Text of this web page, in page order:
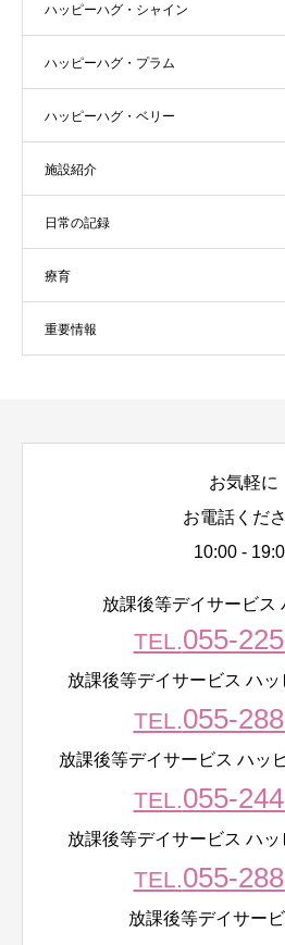
ハッピーハグ・シャイン
ハッピーハグ・プラム
ハッピーハグ・ベリー
施設紹介
日常の記録
療育
重要情報
お気軽に
お電話くだ
10:00 -
放課後等デイサービス
TEL.055-
放課後等デイサービス ハ
TEL.055-
放課後等デイサービス ハッ
TEL.055-
放課後等デイサービス ハ
TEL.055-
放課後等デイサー